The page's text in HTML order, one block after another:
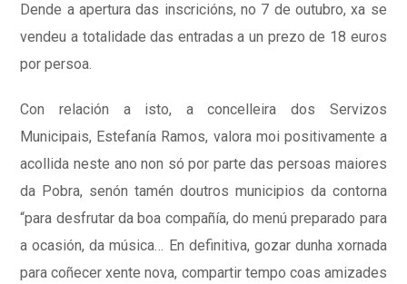
Dende a apertura das inscricións, no 7 de outubro, xa se
vendeu a totalidade das entradas a un prezo de 18 euros
por persoa.
Con relación a isto, a concelleira dos Servizos
Municipais, Estefanía Ramos, valora moi positivamente a
acollida neste ano non só por parte das persoas maiores
da Pobra, senón tamén doutros municipios da contorna
“para desfrutar da boa compañía, do menú preparado para
a ocasión, da música… En definitiva, gozar dunha xornada
para coñecer xente nova, compartir tempo coas amizades